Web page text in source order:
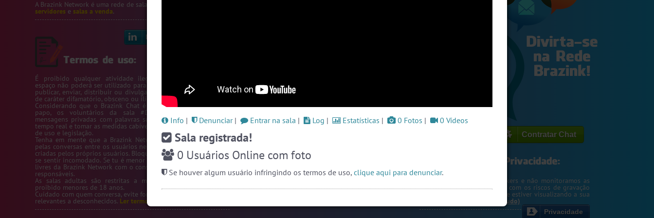
Contratar Chat
A Brazink Network é uma rede de salas de bate-papo.
servidores e salas a venda.
Linkedin
É proibido qualquer atividade ilegal na Rede Brazink. Este
espaço não poderá ser utilizado para passar número de telefone,
publicar, enviar, distribuir ou divulgar conteúdos ou informação
de caráter difamatório, obsceno ou ilícito.
Considerando que o Brazink Chat é um site de salas de bate-
papo, os voluntários da sala #Denuncias têm acesso as
mensagens privadas com palavras suspeitas para averiguar em
tempo real e tomar as medidas cabíveis de acordo com os termos
de uso e legislação.
Tenha em mente que a Brazink Network não se responsabiliza
pelas conversas entre os usuários nem pelas salas de bate-papo
criadas pelos próprios usuários. Bloqueie um usuário sempre que
se sentir incomodado. Se tu é menor de idade, só utilize as salas
livres da Brazink Network com o consentimento de seus pais ou
responsáveis.
As salas adultas são restritas a maiores de 18 anos, sendo
proibido menores de 18 anos.
Cuidado com quem conversa, evite fornecer informações pessoais
relevantes a desconhecidos. Ler termos de uso completo.
🎁 Promoção 🛍 Crie seu Chat e Rádio 📻
com Site e Chat Bot 🤖 de Pedidos.
Protegemos o seu IP de hackers e não monitoramos as
webcam. Entretanto, cuidado com os riscos de gravação
e printscreen pela pessoa que estiver visualizando a sua
(Ler tudo)
Privacidade
Info | Denunciar| Entrar na sala | Log | Estatísticas | 0 Fotos | 0 Vídeos
Sala registrada!
0 Usuários Online com foto
Se houver algum usuário infringindo os termos de uso, clique aqui para denunciar.